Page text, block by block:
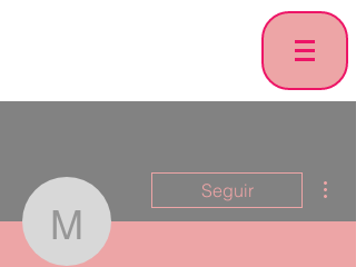
morganmat770
Seguir